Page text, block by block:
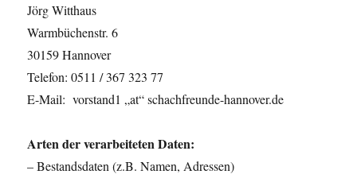
Jörg Witthaus
Warmbüchenstr. 6
30159 Hannover
Telefon: 0511 / 367 323 77
E-Mail: vorstand1 „at“ schachfreunde-hannover.de
Arten der verarbeiteten Daten:
– Bestandsdaten (z.B. Namen, Adressen)